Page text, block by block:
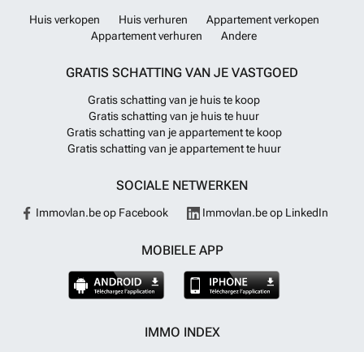
Huis verkopen Huis verhuren
Appartement verkopen
Appartement verhuren
Andere
GRATIS SCHATTING VAN JE VASTGOED
Gratis schatting van je huis te koop
Gratis schatting van je huis te huur
Gratis schatting van je appartement te koop
Gratis schatting van je appartement te huur
SOCIALE NETWERKEN
Immovlan.be op Facebook Immovlan.be op LinkedIn
MOBIELE APP
IMMO INDEX